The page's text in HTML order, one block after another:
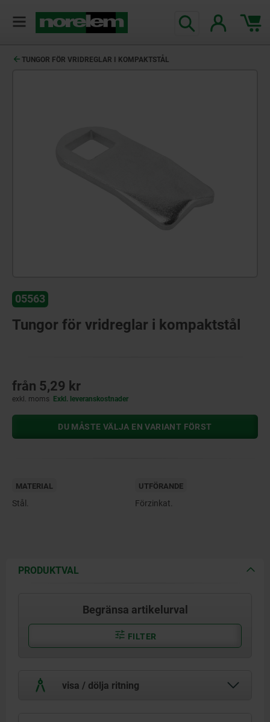
TUNGOR FÖR VRIDREGLAR I KOMPAKTSTÅL
05563
Tungor för vridreglar i kompaktstål
från 5,29 kr
exkl. moms Exkl. leveranskostnader
DU MÅSTE VÄLJA EN VARIANT FÖRST
MATERIAL
Stål.
UTFÖRANDE
Förzinkat.
PRODUKTVAL
Begränsa artikelurval
FILTER
visa / dölja ritning